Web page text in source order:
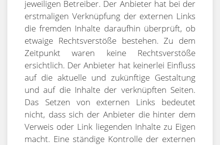
jeweiligen Betreiber. Der Anbieter hat bei der
erstmaligen Verknüpfung der externen Links
die fremden Inhalte daraufhin überprüft, ob
etwaige Rechtsverstöße bestehen. Zu dem
Zeitpunkt waren keine Rechtsverstöße
ersichtlich. Der Anbieter hat keinerlei Einfluss
auf die aktuelle und zukünftige Gestaltung
und auf die Inhalte der verknüpften Seiten.
Das Setzen von externen Links bedeutet
nicht, dass sich der Anbieter die hinter dem
Verweis oder Link liegenden Inhalte zu Eigen
macht. Eine ständige Kontrolle der externen